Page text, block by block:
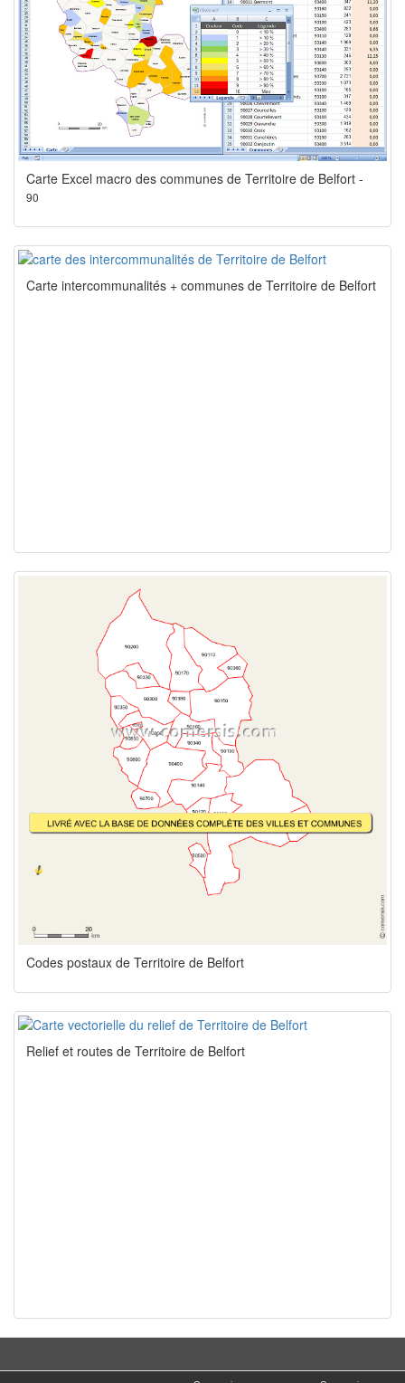
Carte Excel macro des communes de Territoire de Belfort -
90
Carte intercommunalités + communes de Territoire de Belfort
Codes postaux de Territoire de Belfort
Relief et routes de Territoire de Belfort